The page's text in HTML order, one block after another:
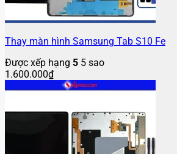
Thay màn hình Samsung Tab S10 Fe
Được xếp hạng 5 5 sao
1.600.000₫